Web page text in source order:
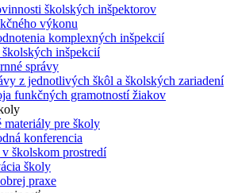
školských inšpektorov
výkonu
komplexných inšpekcií
školských inšpekcií
správy
z jednotlivých škôl a školských zariadení
funkčných gramotností žiakov
materiály pre školy
konferencia
školskom prostredí
školy
praxe